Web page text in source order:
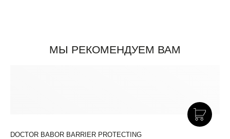
МЫ РЕКОМЕНДУЕМ ВАМ
DOCTOR BABOR BARRIER PROTECTING